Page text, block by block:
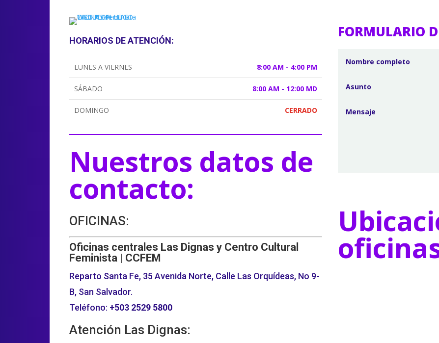
HORARIOS DE ATENCIÓN:
LUNES A VIERNES 8:00 AM - 4:00 PM
SÁBADO 8:00 AM - 12:00 MD
DOMINGO CERRADO
Nuestros datos de
contacto:
OFICINAS:
Oficinas centrales Las Dignas y Centro Cultural
Feminista | CCFEM
Reparto Santa Fe, 35 Avenida Norte, Calle Las Orquídeas, No 9-
B, San Salvador.
Teléfono: +503 2529 5800
Atención Las Dignas:
FORMULARIO